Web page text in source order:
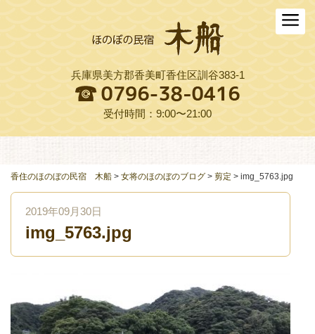
兵庫県美方郡香美町香住区訓谷383-1
受付時間：9:00〜21:00
交通アクセス
よくある質問
お役立ちリンク集
English
香住のほのぼの民宿 木船 > 女将のほのぼのブログ > 剪定 > img_5763.jpg
2019年09月30日
img_5763.jpg